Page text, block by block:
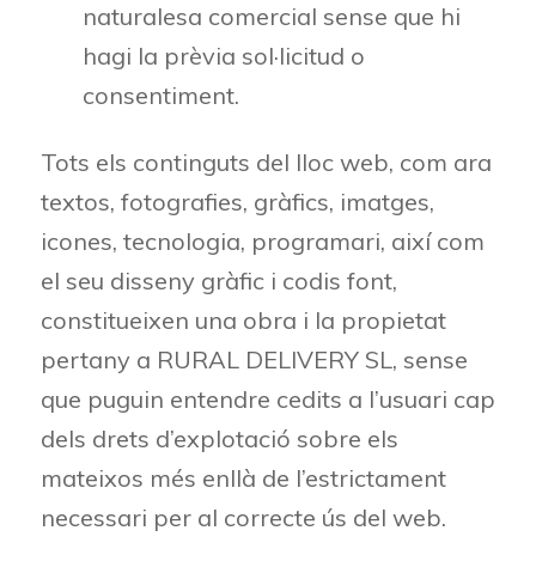
naturalesa comercial sense que hi
hagi la prèvia sol·licitud o
consentiment.
Tots els continguts del lloc web, com ara
textos, fotografies, gràfics, imatges,
icones, tecnologia, programari, així com
el seu disseny gràfic i codis font,
constitueixen una obra i la propietat
pertany a RURAL DELIVERY SL, sense
que puguin entendre cedits a l’usuari cap
dels drets d’explotació sobre els
mateixos més enllà de l’estrictament
necessari per al correcte ús del web.